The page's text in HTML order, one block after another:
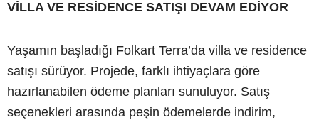
VİLLA VE RESİDENCE SATIŞI DEVAM EDİYOR
Yaşamın başladığı Folkart Terra’da villa ve residence
satışı sürüyor. Projede, farklı ihtiyaçlara göre
hazırlanabilen ödeme planları sunuluyor. Satış
seçenekleri arasında peşin ödemelerde indirim,